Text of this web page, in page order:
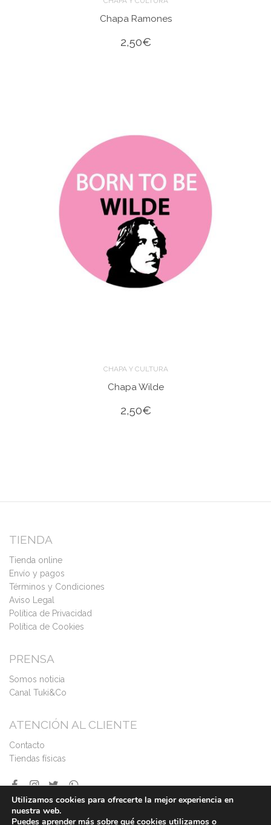
Chapa Ramones
2,50€
CHAPA Y CULTURA
Chapa Wilde
2,50€
TIENDA
Tienda online
Envío y pagos
Términos y Condiciones
Aviso Legal
Política de Privacidad
Política de Cookies
PRENSA
Somos noticia
Canal Tuki&Co
ATENCIÓN AL CLIENTE
Contacto
Tiendas físicas
Utilizamos cookies para ofrecerte la mejor experiencia en
nuestra web.
Puedes aprender más sobre qué cookies utilizamos o